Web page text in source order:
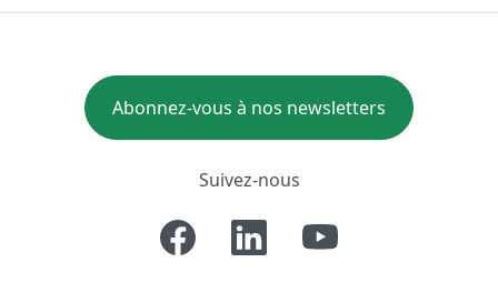
Abonnez-vous à nos newsletters
Suivez-nous